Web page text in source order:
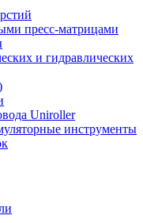
пресс-матрицами
и гидравлических
Uniroller
инструменты